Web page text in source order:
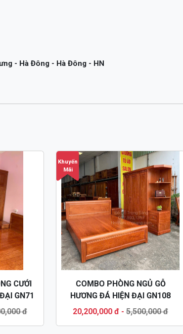
- Hà Đông - Hà Đông - HN
CƯỚI
GN71
đ
Khuyến
Mãi
COMBO PHÒNG NGỦ GỖ
HƯƠNG ĐÁ HIỆN ĐẠI GN108
20,200,000 đ - 5,500,000 đ